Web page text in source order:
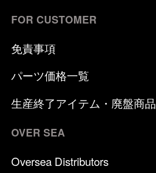
FOR CUSTOMER
免責事項
パーツ価格一覧
生産終了アイテム・廃盤商品
OVER SEA
Oversea Distributors